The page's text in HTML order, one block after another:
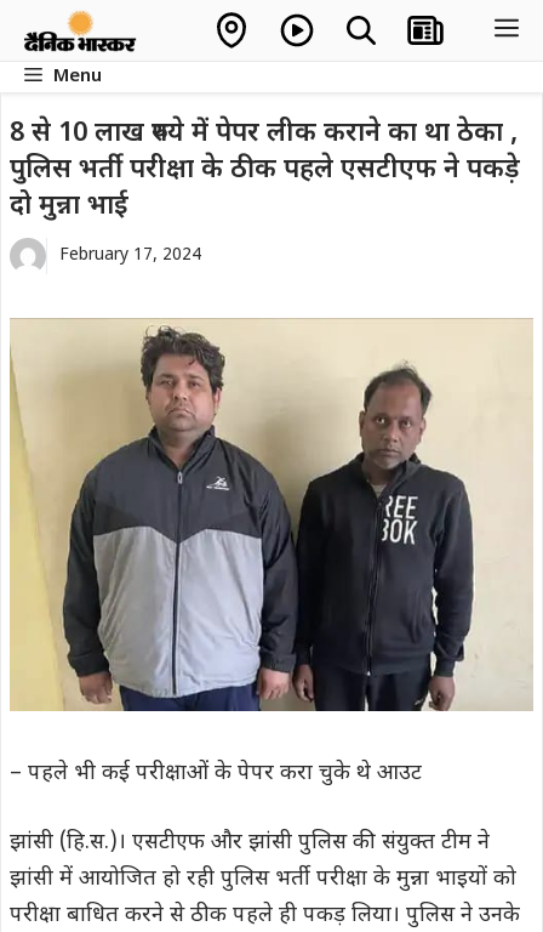
contentMenu
8 से 10 लाख रुपये में पेपर लीक कराने का था ठेका ,
पुलिस भर्ती परीक्षा के ठीक पहले एसटीएफ ने पकड़े
दो मुन्ना भाई
February 17, 2024
– पहले भी कई परीक्षाओं के पेपर करा चुके थे आउट
झांसी (हि.स.)। एसटीएफ और झांसी पुलिस की संयुक्त टीम ने
झांसी में आयोजित हो रही पुलिस भर्ती परीक्षा के मुन्ना भाइयों को
परीक्षा बाधित करने से ठीक पहले ही पकड़ लिया। पुलिस ने उनके